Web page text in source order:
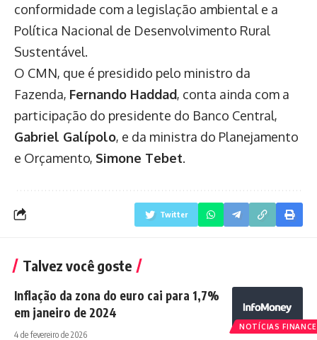
conformidade com a legislação ambiental e a
Política Nacional de Desenvolvimento Rural
Sustentável.
O CMN, que é presidido pelo ministro da
Fazenda, Fernando Haddad, conta ainda com a
participação do presidente do Banco Central,
Gabriel Galípolo, e da ministra do Planejamento
e Orçamento, Simone Tebet.
Twitter
Talvez você goste
NOTÍCIAS
Inflação da zona do euro cai para 1,7%
em janeiro de 2024
4 de fevereiro de 2026